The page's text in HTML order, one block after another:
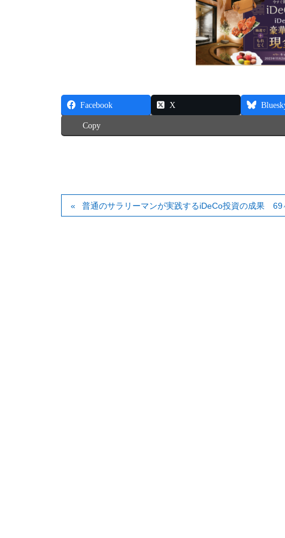
Facebook X
Copy
普通のサラリーマンが実践するiDeCo投資の成果 69